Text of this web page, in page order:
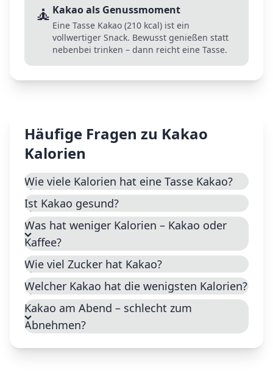
🧘 Kakao als Genussmoment
Eine Tasse Kakao (210 kcal) ist ein
vollwertiger Snack. Bewusst genießen statt
nebenbei trinken – dann reicht eine Tasse.
Häufige Fragen zu Kakao
Kalorien
Wie viele Kalorien hat eine Tasse Kakao?
Ist Kakao gesund?
Was hat weniger Kalorien – Kakao oder
Kaffee?
Wie viel Zucker hat Kakao?
Welcher Kakao hat die wenigsten Kalorien?
Kakao am Abend – schlecht zum
Abnehmen?